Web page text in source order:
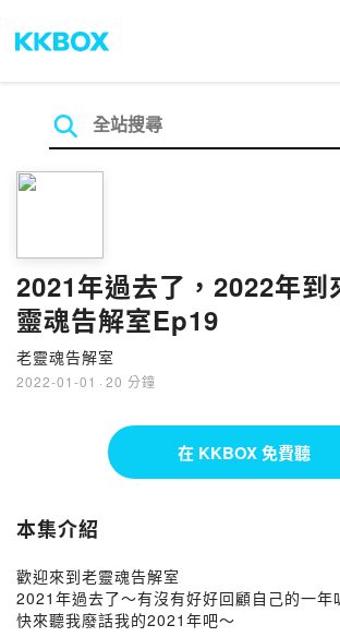
2021年過去了，2022年
靈魂告解室Ep19
老靈魂告解室
2022-01-01 · 20 分鐘
在 KKBOX 免費聽
本集介紹
歡迎來到老靈魂告解室
2021年過去了～有沒有好好回顧自己的一年
快來聽我廢話我的2021年吧～